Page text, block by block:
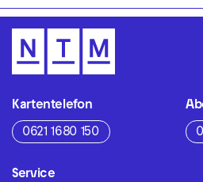
Kartentelefon
0621 1680 150
Service